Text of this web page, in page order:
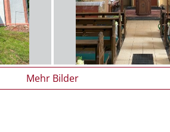
Mehr Bilder